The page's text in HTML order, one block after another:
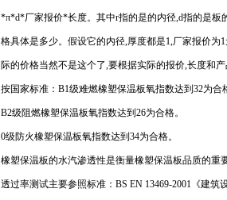
*π*d*厂家报价*长度。其中r指的是的内径,d指的是板
格具体是多少。假设它的内径,厚度都是1,厂家报价为
际的价格当然不是这个了,要根据实际的报价,长度和产
按国家标准：B1级难燃橡塑保温板氧指数达到32为合
B2级阻燃橡塑保温板氧指数达到26为合格。
0级防火橡塑保温板氧指数达到34为合格。
橡塑保温板的水汽渗透性是衡量橡塑保温板品质的
透过率测试主要参照标准：BS EN 13469-2001《建